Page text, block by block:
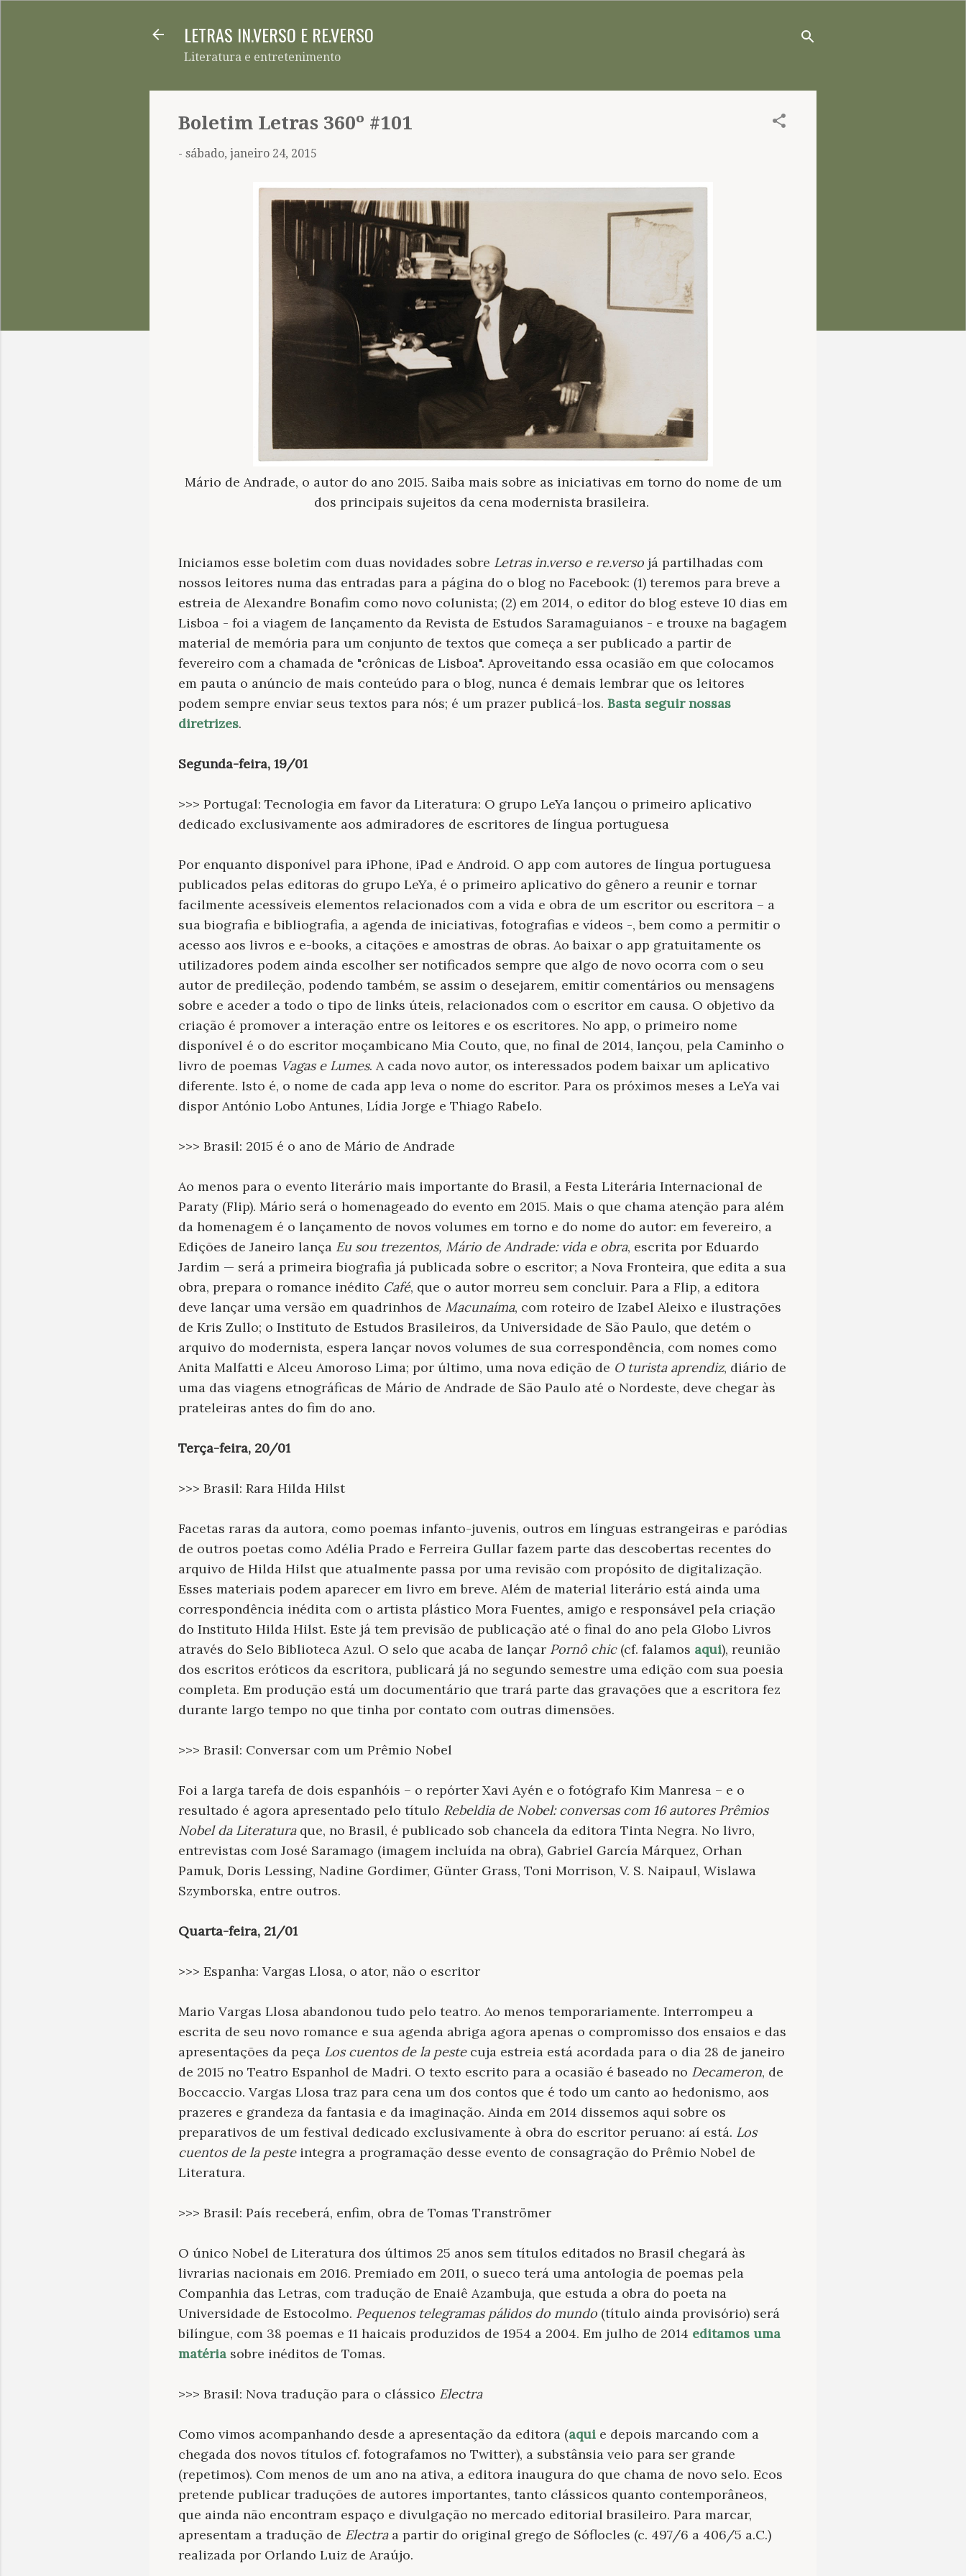
LETRAS IN.VERSO E RE.VERSO
Literatura e entretenimento
Boletim Letras 360º #101
- sábado, janeiro 24, 2015
Mário de Andrade, o autor do ano 2015. Saiba mais sobre as iniciativas em torno do nome de um
dos principais sujeitos da cena modernista brasileira.
Iniciamos esse boletim com duas novidades sobre Letras in.verso e re.verso já partilhadas com
nossos leitores numa das entradas para a página do o blog no Facebook: (1) teremos para breve a
estreia de Alexandre Bonafim como novo colunista; (2) em 2014, o editor do blog esteve 10 dias em
Lisboa - foi a viagem de lançamento da Revista de Estudos Saramaguianos - e trouxe na bagagem
material de memória para um conjunto de textos que começa a ser publicado a partir de
fevereiro com a chamada de "crônicas de Lisboa". Aproveitando essa ocasião em que colocamos
em pauta o anúncio de mais conteúdo para o blog, nunca é demais lembrar que os leitores
podem sempre enviar seus textos para nós; é um prazer publicá-los. Basta seguir nossas
diretrizes.
Segunda-feira, 19/01
>>> Portugal: Tecnologia em favor da Literatura: O grupo LeYa lançou o primeiro aplicativo
dedicado exclusivamente aos admiradores de escritores de língua portuguesa
Por enquanto disponível para iPhone, iPad e Android. O app com autores de língua portuguesa
publicados pelas editoras do grupo LeYa, é o primeiro aplicativo do gênero a reunir e tornar
facilmente acessíveis elementos relacionados com a vida e obra de um escritor ou escritora – a
sua biografia e bibliografia, a agenda de iniciativas, fotografias e vídeos -, bem como a permitir o
acesso aos livros e e-books, a citações e amostras de obras. Ao baixar o app gratuitamente os
utilizadores podem ainda escolher ser notificados sempre que algo de novo ocorra com o seu
autor de predileção, podendo também, se assim o desejarem, emitir comentários ou mensagens
sobre e aceder a todo o tipo de links úteis, relacionados com o escritor em causa. O objetivo da
criação é promover a interação entre os leitores e os escritores. No app, o primeiro nome
disponível é o do escritor moçambicano Mia Couto, que, no final de 2014, lançou, pela Caminho o
livro de poemas Vagas e Lumes. A cada novo autor, os interessados podem baixar um aplicativo
diferente. Isto é, o nome de cada app leva o nome do escritor. Para os próximos meses a LeYa vai
dispor António Lobo Antunes, Lídia Jorge e Thiago Rabelo.
>>> Brasil: 2015 é o ano de Mário de Andrade
Ao menos para o evento literário mais importante do Brasil, a Festa Literária Internacional de
Paraty (Flip). Mário será o homenageado do evento em 2015. Mais o que chama atenção para além
da homenagem é o lançamento de novos volumes em torno e do nome do autor: em fevereiro, a
Edições de Janeiro lança Eu sou trezentos, Mário de Andrade: vida e obra, escrita por Eduardo
Jardim — será a primeira biografia já publicada sobre o escritor; a Nova Fronteira, que edita a sua
obra, prepara o romance inédito Café, que o autor morreu sem concluir. Para a Flip, a editora
deve lançar uma versão em quadrinhos de Macunaíma, com roteiro de Izabel Aleixo e ilustrações
de Kris Zullo; o Instituto de Estudos Brasileiros, da Universidade de São Paulo, que detém o
arquivo do modernista, espera lançar novos volumes de sua correspondência, com nomes como
Anita Malfatti e Alceu Amoroso Lima; por último, uma nova edição de O turista aprendiz, diário de
uma das viagens etnográficas de Mário de Andrade de São Paulo até o Nordeste, deve chegar às
prateleiras antes do fim do ano.
Terça-feira, 20/01
>>> Brasil: Rara Hilda Hilst
Facetas raras da autora, como poemas infanto-juvenis, outros em línguas estrangeiras e paródias
de outros poetas como Adélia Prado e Ferreira Gullar fazem parte das descobertas recentes do
arquivo de Hilda Hilst que atualmente passa por uma revisão com propósito de digitalização.
Esses materiais podem aparecer em livro em breve. Além de material literário está ainda uma
correspondência inédita com o artista plástico Mora Fuentes, amigo e responsável pela criação
do Instituto Hilda Hilst. Este já tem previsão de publicação até o final do ano pela Globo Livros
através do Selo Biblioteca Azul. O selo que acaba de lançar Pornô chic (cf. falamos aqui), reunião
dos escritos eróticos da escritora, publicará já no segundo semestre uma edição com sua poesia
completa. Em produção está um documentário que trará parte das gravações que a escritora fez
durante largo tempo no que tinha por contato com outras dimensões.
>>> Brasil: Conversar com um Prêmio Nobel
Foi a larga tarefa de dois espanhóis – o repórter Xavi Ayén e o fotógrafo Kim Manresa – e o
resultado é agora apresentado pelo título Rebeldia de Nobel: conversas com 16 autores Prêmios
Nobel da Literaturaque, no Brasil, é publicado sob chancela da editora Tinta Negra. No livro,
entrevistas com José Saramago (imagem incluída na obra), Gabriel García Márquez, Orhan
Pamuk, Doris Lessing, Nadine Gordimer, Günter Grass, Toni Morrison, V. S. Naipaul, Wislawa
Szymborska, entre outros.
Quarta-feira, 21/01
>>> Espanha: Vargas Llosa, o ator, não o escritor
Mario Vargas Llosa abandonou tudo pelo teatro. Ao menos temporariamente. Interrompeu a
escrita de seu novo romance e sua agenda abriga agora apenas o compromisso dos ensaios e das
apresentações da peça Los cuentos de la pestecuja estreia está acordada para o dia 28 de janeiro
de 2015 no Teatro Espanhol de Madri. O texto escrito para a ocasião é baseado no Decameron, de
Boccaccio. Vargas Llosa traz para cena um dos contos que é todo um canto ao hedonismo, aos
prazeres e grandeza da fantasia e da imaginação. Ainda em 2014 dissemos aqui sobre os
preparativos de um festival dedicado exclusivamente à obra do escritor peruano: aí está. Los
cuentos de la pesteintegra a programação desse evento de consagração do Prêmio Nobel de
Literatura.
>>> Brasil: País receberá, enfim, obra de Tomas Tranströmer
O único Nobel de Literatura dos últimos 25 anos sem títulos editados no Brasil chegará às
livrarias nacionais em 2016. Premiado em 2011, o sueco terá uma antologia de poemas pela
Companhia das Letras, com tradução de Enaiê Azambuja, que estuda a obra do poeta na
Universidade de Estocolmo. Pequenos telegramas pálidos do mundo (título ainda provisório) será
bilíngue, com 38 poemas e 11 haicais produzidos de 1954 a 2004. Em julho de 2014 editamos uma
matéria sobre inéditos de Tomas.
>>> Brasil: Nova tradução para o clássico Electra
Como vimos acompanhando desde a apresentação da editora (aqui e depois marcando com a
chegada dos novos títulos cf. fotografamos no Twitter), a substânsia veio para ser grande
(repetimos). Com menos de um ano na ativa, a editora inaugura do que chama de novo selo. Ecos
pretende publicar traduções de autores importantes, tanto clássicos quanto contemporâneos,
que ainda não encontram espaço e divulgação no mercado editorial brasileiro. Para marcar,
apresentam a tradução de Electra a partir do original grego de Sóflocles (c. 497/6 a 406/5 a.C.)
realizada por Orlando Luiz de Araújo.